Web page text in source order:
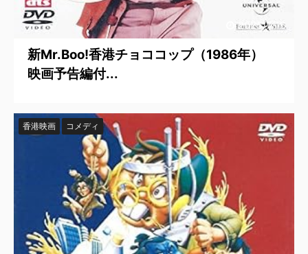
2025/7/16
新Mr.Boo!香港チョココップ（1986年）
映画予告編付...
香港映画 コメディ